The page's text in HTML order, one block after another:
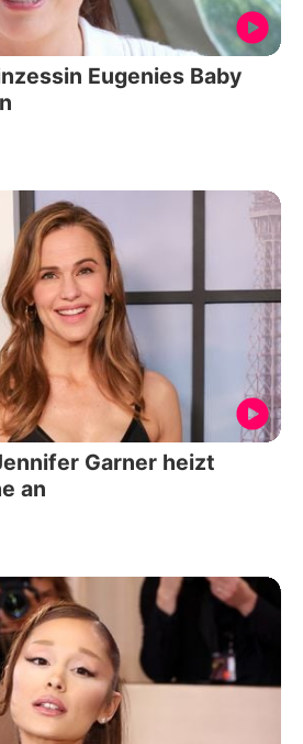
Eugenies Baby
Garner heizt
an